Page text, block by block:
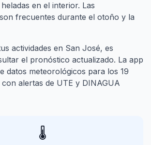
en el interior. Las
frecuentes durante el otoño y la
actividades en San José, es
el pronóstico actualizado. La app
datos meteorológicos para los 19
alertas de UTE y DINAGUA
🌡️